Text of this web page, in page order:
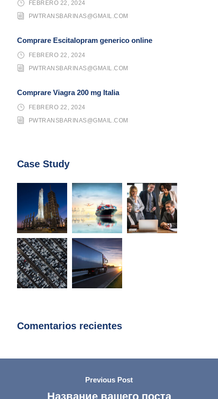
FEBRERO 22, 2024
PWTRANSBARINAS@GMAIL.COM
Comprare Escitalopram generico online
FEBRERO 22, 2024
PWTRANSBARINAS@GMAIL.COM
Comprare Viagra 200 mg Italia
FEBRERO 22, 2024
PWTRANSBARINAS@GMAIL.COM
Case Study
Comentarios recientes
Previous Post
Название вашего поста